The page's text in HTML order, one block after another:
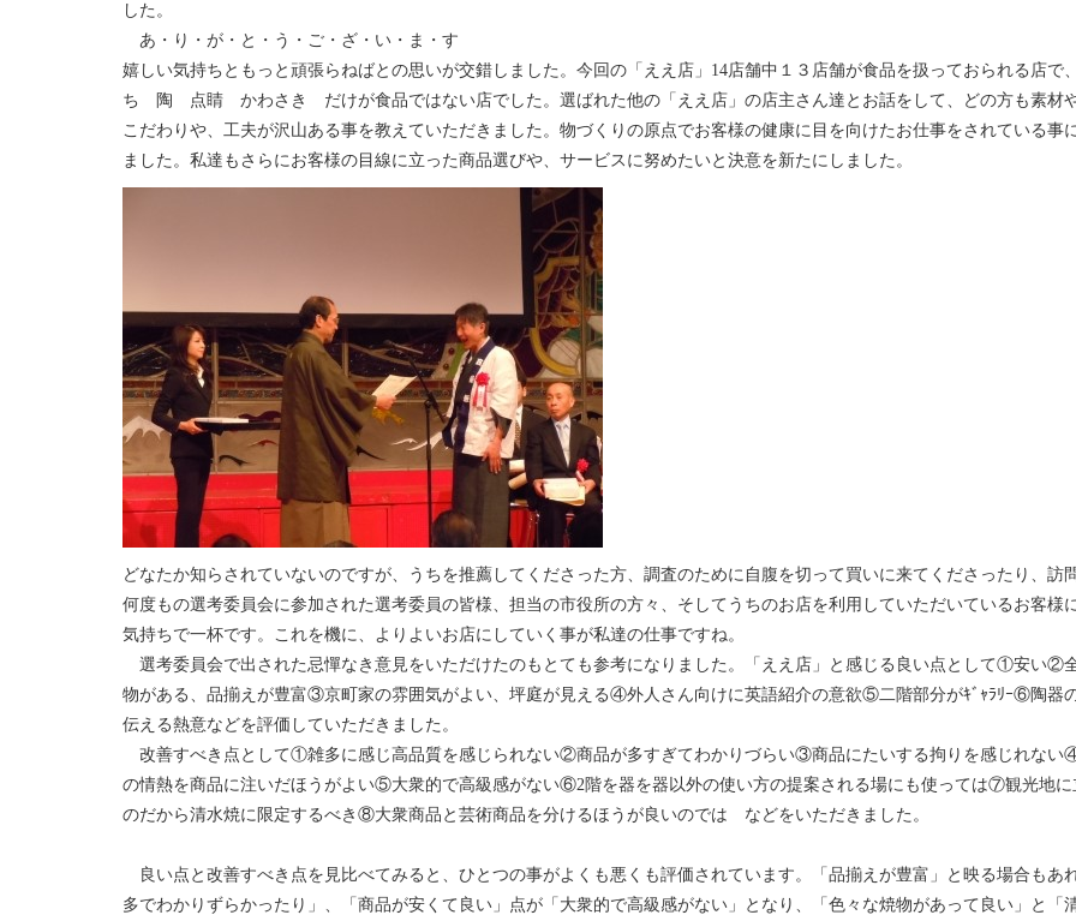
した。
あ・り・が・と・う・ご・ざ・い・ま・す
嬉しい気持ちともっと頑張らねばとの思いが交錯しました。今回の「ええ店」 14店舗中１３店舗が食品を扱っておられる店で
ち 陶 点睛 かわさき だけが食品ではない店でした。選ばれた他の「ええ店」の店主さん達とお話をして、どの方も素材
こだわりや、工夫が沢山ある事を教えていただきました。物づくりの原点でお客様の健康に目を向けたお仕事をされている事
ました。私達もさらにお客様の目線に立った商品選びや、サービスに努めたいと決意を新たにしました。
どなたか知らされていないのですが、うちを推薦してくださった方、調査のために自腹を切って買いに来てくださったり、訪
何度もの選考委員会に参加された選考委員の皆様、担当の市役所の方々、そしてうちのお店を利用していただいているお客様
気持ちで一杯です。これを機に、よりよいお店にしていく事が私達の仕事ですね。
選考委員会で出された忌憚なき意見をいただけたのもとても参考になりました。「ええ店」と感じる良い点として①安い②
物がある、品揃えが豊富③京町家の雰囲気がよい、坪庭が見える④外人さん向けに英語紹介の意欲⑤二階部分がｷﾞｬﾗﾘｰ⑥陶器
伝える熱意などを評価していただきました。
改善すべき点として①雑多に感じ高品質を感じられない②商品が多すぎてわかりづらい③商品にたいする拘りを感じれない
の情熱を商品に注いだほうがよい⑤大衆的で高級感がない⑥2階を器を器以外の使い方の提案される場にも使っては⑦観光地に
のだから清水焼に限定するべき⑧大衆商品と芸術商品を分けるほうが良いのでは などをいただきました。
良い点と改善すべき点を見比べてみると、ひとつの事がよくも悪くも評価されています。「品揃えが豊富」と映る場合もあ
多でわかりずらかったり」、「商品が安くて良い」点が「大衆的で高級感がない」となり、「色々な焼物があって良い」と「